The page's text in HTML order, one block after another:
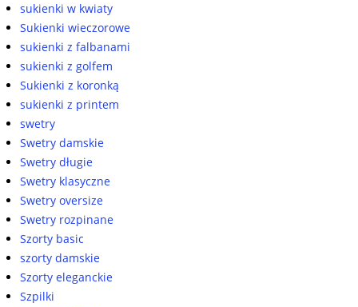
sukienki w kwiaty
Sukienki wieczorowe
sukienki z falbanami
sukienki z golfem
Sukienki z koronką
sukienki z printem
swetry
Swetry damskie
Swetry długie
Swetry klasyczne
Swetry oversize
Swetry rozpinane
Szorty basic
szorty damskie
Szorty eleganckie
Szpilki